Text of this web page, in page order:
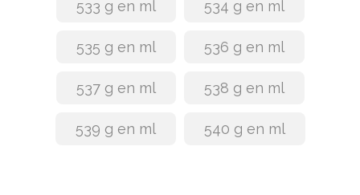
533 g en ml 534 g en ml
535 g en ml 536 g en ml
537 g en ml 538 g en ml
539 g en ml 540 g en ml